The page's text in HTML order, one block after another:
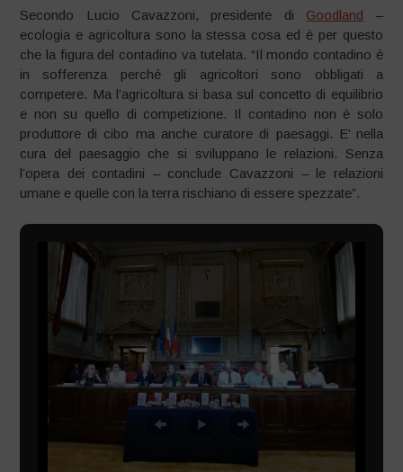
Secondo Lucio Cavazzoni, presidente di Goodland –
ecologia e agricoltura sono la stessa cosa ed è per questo
che la figura del contadino va tutelata. “Il mondo contadino è
in sofferenza perché gli agricoltori sono obbligati a
competere. Ma l’agricoltura si basa sul concetto di equilibrio
e non su quello di competizione. Il contadino non è solo
produttore di cibo ma anche curatore di paesaggi. E’ nella
cura del paesaggio che si sviluppano le relazioni. Senza
l’opera dei contadini – conclude Cavazzoni – le relazioni
umane e quelle con la terra rischiano di essere spezzate”.